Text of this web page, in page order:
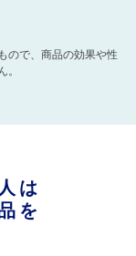
ので、商品の効果や性
。
は
を